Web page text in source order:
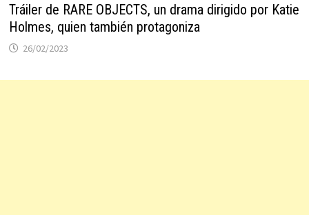
Tráiler de RARE OBJECTS, un drama dirigido por Katie
Holmes, quien también protagoniza
26/02/2023